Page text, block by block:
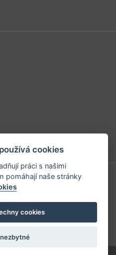
cookies
práci s našimi
pomáhají naše stránky
cookies